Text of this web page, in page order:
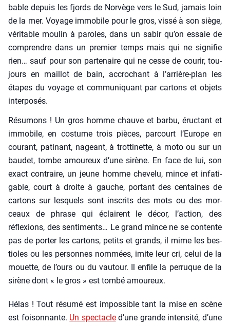
bable depuis les fjords de Nor­vège vers le Sud, jamais loin
de la mer. Voyage immo­bile pour le gros, vis­sé à son siège,
véri­table mou­lin à paroles, dans un sabir qu’on essaie de
com­prendre dans un pre­mier temps mais qui ne signi­fie
rien… sauf pour son par­te­naire qui ne cesse de cou­rir, tou­
jours en maillot de bain, accro­chant à l’arrière-plan les
étapes du voyage et com­mu­ni­quant par car­tons et objets
inter­po­sés.
Résu­mons ! Un gros homme chauve et bar­bu, éruc­tant et
immo­bile, en cos­tume trois pièces, par­court l’Europe en
cou­rant, pati­nant, nageant, à trot­ti­nette, à moto ou sur un
bau­det, tombe amou­reux d’une sirène. En face de lui, son
exact contraire, un jeune homme che­ve­lu, mince et infa­ti­
gable, court à droite à gauche, por­tant des cen­taines de
car­tons sur les­quels sont ins­crits des mots ou des mor­
ceaux de phrase qui éclairent le décor, l’action, des
réflexions, des sen­ti­ments… Le grand mince ne se contente
pas de por­ter les car­tons, petits et grands, il mime les bes­
tioles ou les per­sonnes nom­mées, imite leur cri, celui de la
mouette, de l’ours ou du vau­tour. Il enfile la per­ruque de la
sirène dont « le gros » est tom­bé amou­reux.
Hélas ! Tout résu­mé est impos­sible tant la mise en scène
est foi­son­nante. Un spec­tacled’une grande inten­si­té, d’une